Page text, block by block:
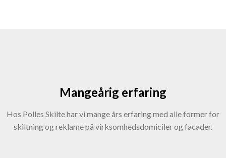
Mangeårig erfaring
Hos Polles Skilte har vi mange års erfaring med alle former for
skiltning og reklame på virksomhedsdomiciler og facader.